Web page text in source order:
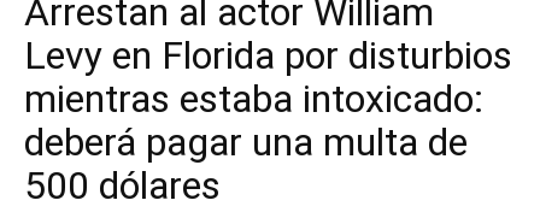
Arrestan al actor William
Levy en Florida por disturbios
mientras estaba intoxicado:
deberá pagar una multa de
500 dólares